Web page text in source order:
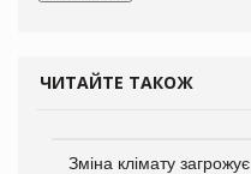
ЧИТАЙТЕ ТАКОЖ
Зміна клімату загрожує